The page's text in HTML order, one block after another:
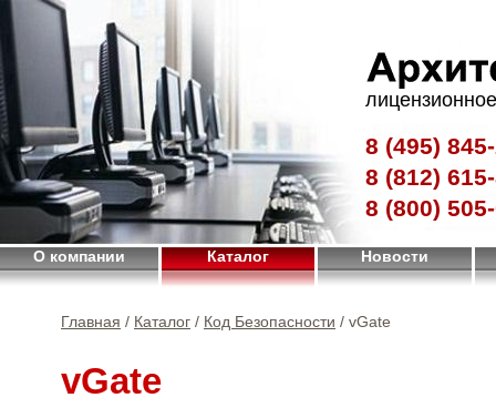
8 (495)
8 (812)
8 (800)
О компании Каталог Новости
Главная / Каталог / Код Безопасности / vGate
vGate